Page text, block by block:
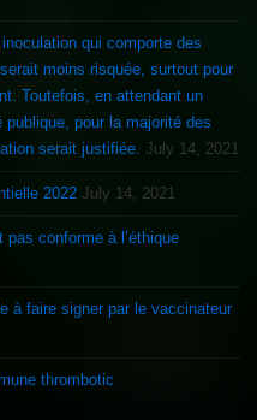
qui comporte des
moins risquée, surtout pour
Toutefois, en attendant un
majorité des
serait justifiée. July 14, 2021
2022 July 14, 2021
pas conforme à l’éthique
à faire signer par le vaccinateur
thrombotic